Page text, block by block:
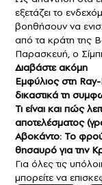
εξετάζει το
βοηθήσουν να
από τα κράτη της
Παρασκευή, ο
Διαβάστε ακόμη
Εμφύλιος στη
δικαστικά τη
Τι είναι και πώς
αποτελέσματος
Αβοκάντο: Το
θησαυρό για την
Για όλες τις
μπορείτε να